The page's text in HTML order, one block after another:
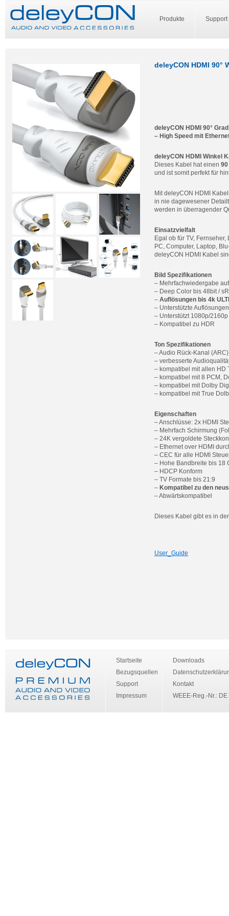
Produkte Support
deleyCON HDMI 90°
deleyCON HDMI 90°
– High Speed mit
deleyCON HDMI Winkel
Dieses Kabel hat einen
und ist somit perfekt für
Mit deleyCON HDMI
in nie dagewesener
werden in überragender
Einsatzvielfalt
Egal ob für TV,
PC, Computer, Laptop,
deleyCON HDMI Kabel
Bild Spezifikationen
– Mehrfachwiedergabe
– Deep Color bis 48bit /
– Auflösungen bis 4k
– Unterstützte
– Unterstützt 1080p/
– Kompatibel zu HDR
Ton Spezifikationen
– Audio Rück-Kanal (ARC)
– verbesserte
– kompatibel mit allen HD
– kompatibel mit 8 PCM,
– kompatibel mit Dolby
– kompatibel mit True
Eigenschaften
– Anschlüsse: 2x HDMI
– Mehrfach Schirmung
– 24K vergoldete
– Ethernet over HDMI
– CEC für alle HDMI
– Hohe Bandbreite bis 18
– HDCP Konform
– TV Formate bis 21:9
– Kompatibel zu den
– Abwärtskompatibel
Dieses Kabel gibt es in
User_Guide
Startseite
Bezugsquellen
Support
Impressum
Downloads
Kontakt
WEEE-Reg.-Nr.: